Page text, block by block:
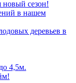
новый сезон!
в нашем
деревьев в
4,5м.